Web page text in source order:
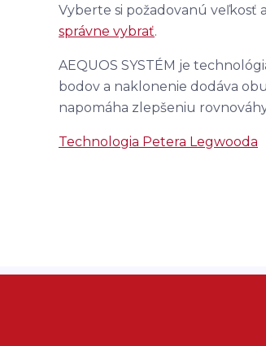
Vyberte si požadovanú veľkosť
správne vybrať.
AEQUOS SYSTÉM je
bodov a naklonenie dodáva
napomáha zlepšeniu
Technologia Petera Legwooda